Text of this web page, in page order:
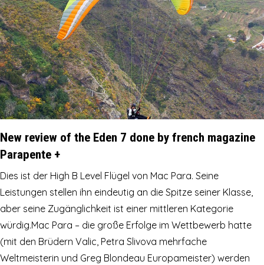
New review of the Eden 7 done by french magazine
Parapente +
Dies ist der High B Level Flügel von Mac Para. Seine
Leistungen stellen ihn eindeutig an die Spitze seiner Klasse,
aber seine Zugänglichkeit ist einer mittleren Kategorie
würdig.Mac Para – die große Erfolge im Wettbewerb hatte
(mit den Brüdern Valic, Petra Slivova mehrfache
Weltmeisterin und Greg Blondeau Europameister) werden